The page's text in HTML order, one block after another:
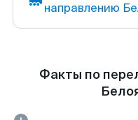
направлению
Факты по